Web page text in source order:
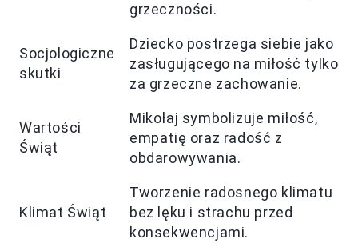
grzeczności.
Socjologiczne
skutki
Dziecko postrzega siebie jako
zasługującego na miłość tylko
za grzeczne zachowanie.
Wartości
Świąt
Mikołaj symbolizuje miłość,
empatię oraz radość z
obdarowywania.
Klimat Świąt
Tworzenie radosnego klimatu
bez lęku i strachu przed
konsekwencjami.